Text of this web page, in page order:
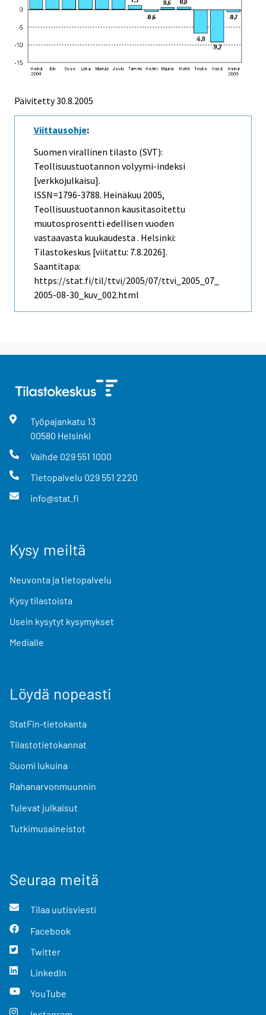
Päivitetty30.8.2005
Viittausohje:
Suomen virallinen tilasto (SVT):
Teollisuustuotannon volyymi-indeksi
[verkkojulkaisu].
ISSN=1796-3788. Heinäkuu 2005,
Teollisuustuotannon kausitasoitettu
muutosprosentti edellisen vuoden
vastaavasta kuukaudesta . Helsinki:
Tilastokeskus [viitattu: 7.8.2026].
Saantitapa:
https://stat.fi/til/ttvi/2005/07/ttvi_2005_07_
2005-08-30_kuv_002.html
Työpajankatu 13
00580 Helsinki
Vaihde 029 551 1000
Tietopalvelu 029 551 2220
info@stat.fi
Kysy meiltä
Neuvonta ja tietopalvelu
Kysy tilastoista
Usein kysytyt kysymykset
Medialle
Löydä nopeasti
StatFin-tietokanta
Tilastotietokannat
Suomi lukuina
Rahanarvonmuunnin
Tulevat julkaisut
Tutkimusaineistot
Seuraa meitä
Tilaa uutisviesti
Facebook
Twitter
LinkedIn
YouTube